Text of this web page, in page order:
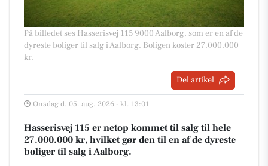
På billedet ses Hasserisvej 115 9000 Aalborg, som er en af de
dyreste boliger til salg i Aalborg. Boligen koster 27.000.000
kr.
Del artikel
Onsdag d. 05. aug. 2026 - kl. 13:01
Hasserisvej 115 er netop kommet til salg til hele
27.000.000 kr, hvilket gør den til en af de dyreste
boliger til salg i Aalborg.